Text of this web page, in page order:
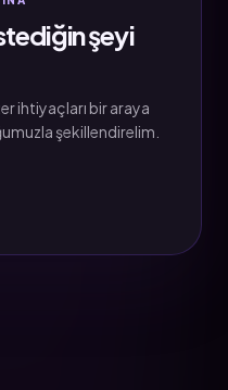
şeyi
ihtiyaçları bir araya
şekillendirelim.